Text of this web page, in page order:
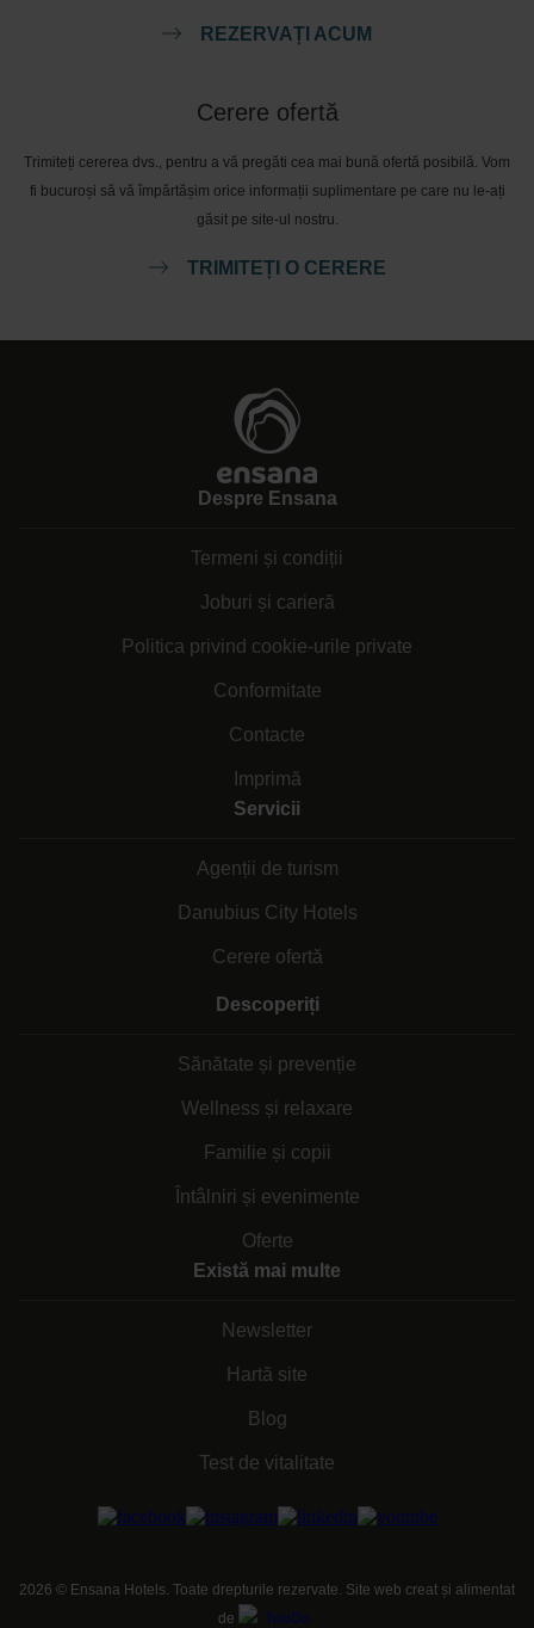
REZERVAȚI ACUM
Cerere ofertă
Trimiteți cererea dvs., pentru a vă pregăti cea mai bună ofertă posibilă. Vom
fi bucuroși să vă împărtășim orice informații suplimentare pe care nu le-ați
găsit pe site-ul nostru.
TRIMITEȚI O CERERE
Despre Ensana
Termeni și condiții
Joburi și carieră
Politica privind cookie-urile private
Conformitate
Contacte
Imprimă
Servicii
Agenții de turism
Danubius City Hotels
Cerere ofertă
Descoperiți
Sănătate și prevenție
Wellness și relaxare
Familie și copii
Întâlniri și evenimente
Oferte
Există mai multe
Newsletter
Hartă site
Blog
Test de vitalitate
2026 © Ensana Hotels. Toate drepturile rezervate. Site web creat și alimentat
de